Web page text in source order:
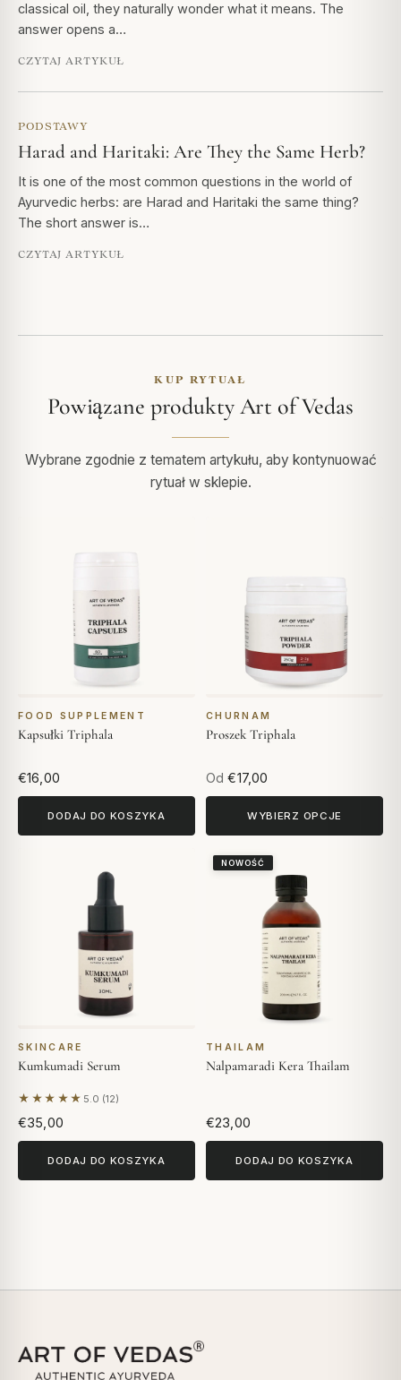
classical oil, they naturally wonder what it means. The
answer opens a…
CZYTAJ ARTYKUŁ
PODSTAWY
Harad and Haritaki: Are They the Same Herb?
It is one of the most common questions in the world of
Ayurvedic herbs: are Harad and Haritaki the same thing?
The short answer is…
CZYTAJ ARTYKUŁ
KUP RYTUAŁ
Powiązane produkty Art of Vedas
Wybrane zgodnie z tematem artykułu, aby kontynuować
rytuał w sklepie.
FOOD SUPPLEMENT
Kapsułki Triphala
€16,00
DODAJ DO KOSZYKA
CHURNAM
Proszek Triphala
Od €17,00
WYBIERZ OPCJE
SKINCARE
Kumkumadi Serum
★★★★★ 5.0 (12)
Na podstawie 12 opinii
€35,00
DODAJ DO KOSZYKA
NOWOŚĆ
THAILAM
Nalpamaradi Kera Thailam
€23,00
DODAJ DO KOSZYKA